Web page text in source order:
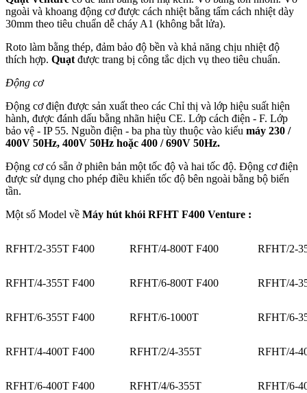
ngoài và khoang động cơ được cách nhiệt bằng tấm cách nhiệt dày
30mm theo tiêu chuẩn dễ cháy A1 (không bắt lửa).
Roto làm bằng thép, đảm bảo độ bền và khả năng chịu nhiệt độ
thích hợp. Quạt được trang bị công tắc dịch vụ theo tiêu chuẩn.
Động cơ
Động cơ điện được sản xuất theo các Chỉ thị và lớp hiệu suất hiện
hành, được đánh dấu bằng nhãn hiệu CE. Lớp cách điện - F. Lớp
bảo vệ - IP 55. Nguồn điện - ba pha tùy thuộc vào kiểu máy 230 /
400V 50Hz, 400V 50Hz hoặc 400 / 690V 50Hz.
Động cơ có sẵn ở phiên bản một tốc độ và hai tốc độ. Động cơ điện
được sử dụng cho phép điều khiển tốc độ bên ngoài bằng bộ biến
tần.
Một số Model về Máy hút khói RFHT F400 Venture :
RFHT/2-355T F400 RFHT/4-800T F400 RFHT/2-
RFHT/4-355T F400 RFHT/6-800T F400 RFHT/4-
RFHT/6-355T F400 RFHT/6-1000T RFHT/6-
RFHT/4-400T F400 RFHT/2/4-355T RFHT/4-
RFHT/6-400T F400 RFHT/4/6-355T RFHT/6-